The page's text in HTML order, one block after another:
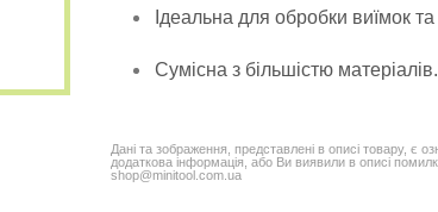
Ідеальна для обробки виїмок та
Сумісна з більшістю матеріалів.
Дані та зображення, представлені в описі товару, є
додаткова інформація, або Ви виявили в описі
shop@minitool.com.ua